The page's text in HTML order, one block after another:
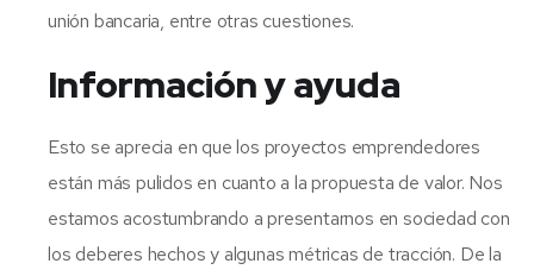
unión bancaria, entre otras cuestiones.
Información y ayuda
Esto se aprecia en que los proyectos emprendedores
están más pulidos en cuanto a la propuesta de valor. Nos
estamos acostumbrando a presentarnos en sociedad con
los deberes hechos y algunas métricas de tracción. De la